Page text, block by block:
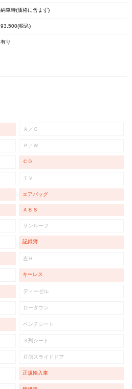
納車時(価格に含まず)
93,500(税込)
有り
Ａ／Ｃ
Ｐ／Ｗ
ＣＤ
ＴＶ
エアバッグ
ＡＢＳ
サンルーフ
記録簿
左Ｈ
キーレス
ディーゼル
ローダウン
ベンチシート
３列シート
片側スライドドア
正規輸入車